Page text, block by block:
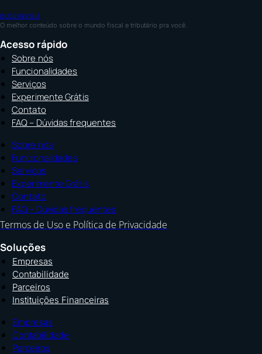
BLOG REVIZIA
O melhor conteúdo sobre o mundo fiscal e tributário pra você.
Acesso rápido
Sobre nós
Funcionalidades
Serviços
Experimente Grátis
Contato
FAQ – Dúvidas frequentes
Sobre nós
Funcionalidades
Serviços
Experimente Grátis
Contato
FAQ – Dúvidas frequentes
Termos de Uso e Política de Privacidade
Soluções
Empresas
Contabilidade
Parceiros
Instituições Financeiras
Empresas
Contabilidade
Parceiros